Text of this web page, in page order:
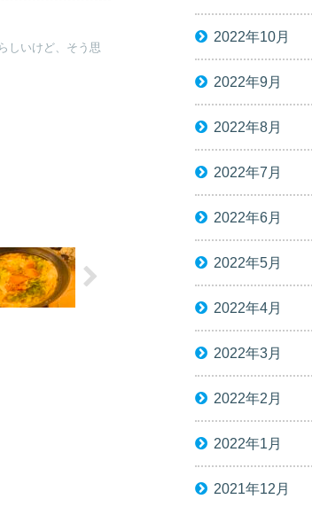
しいけど、そう思
2022年10月
2022年9月
2022年8月
2022年7月
2022年6月
2022年5月
2022年4月
2022年3月
2022年2月
2022年1月
2021年12月